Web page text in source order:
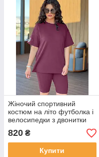
Жіночий спортивний
костюм на літо футболка і
велосипедки з двонитки
820 ₴
Купити